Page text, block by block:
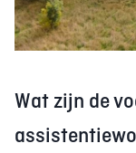
Wat zijn de